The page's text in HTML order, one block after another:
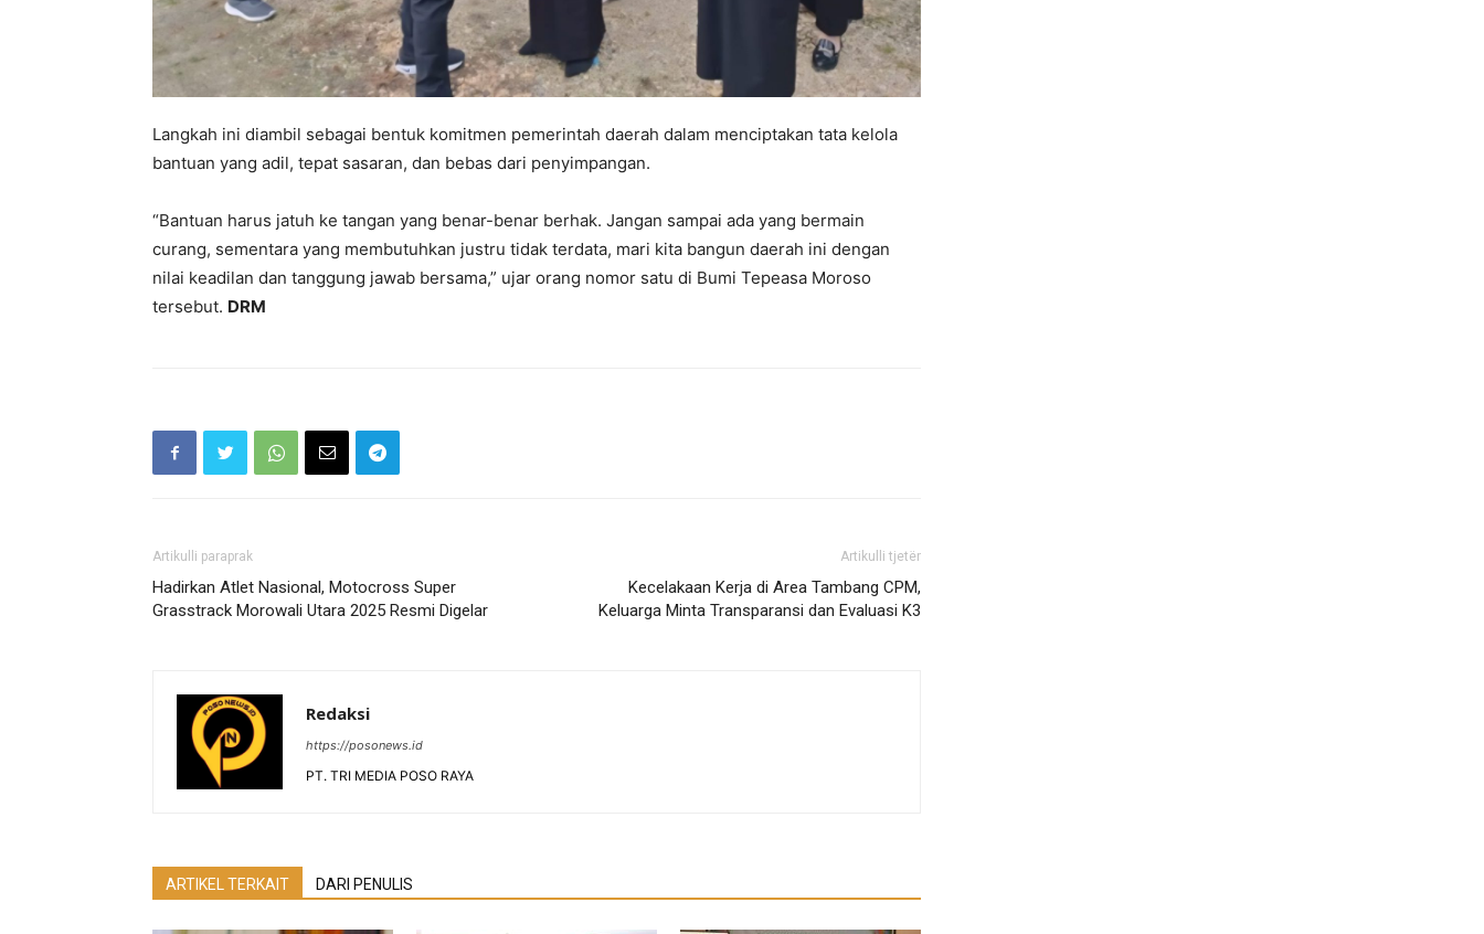
Langkah ini diambil sebagai bentuk komitmen pemerintah daerah dalam menciptakan tata kelola
bantuan yang adil, tepat sasaran, dan bebas dari penyimpangan.
“Bantuan harus jatuh ke tangan yang benar-benar berhak. Jangan sampai ada yang bermain
curang, sementara yang membutuhkan justru tidak terdata, mari kita bangun daerah ini dengan
nilai keadilan dan tanggung jawab bersama,” ujar orang nomor satu di Bumi Tepeasa Moroso
tersebut. DRM
Artikulli paraprak
Hadirkan Atlet Nasional, Motocross Super
Grasstrack Morowali Utara 2025 Resmi Digelar
Artikulli tjetër
Kecelakaan Kerja di Area Tambang CPM,
Keluarga Minta Transparansi dan Evaluasi K3
Redaksi
https://posonews.id
PT. TRI MEDIA POSO RAYA
ARTIKEL TERKAIT DARI PENULIS